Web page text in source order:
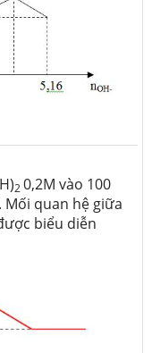
20,2M vào 100
Mối quan hệ giữa
biểu diễn